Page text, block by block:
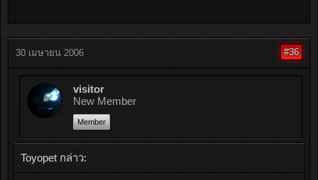
30 เมษายน 2006 #36
visitor
New Member
Member
Toyopet กล่าว: